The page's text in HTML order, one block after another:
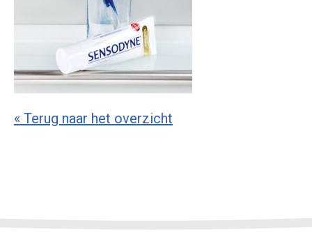
« Terug naar het overzicht